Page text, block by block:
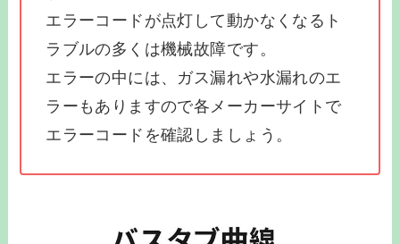
エラーコードが点灯して動かなくなるト
ラブルの多くは機械故障です。
エラーの中には、ガス漏れや水漏れのエ
ラーもありますので各メーカーサイトで
エラーコードを確認しましょう。